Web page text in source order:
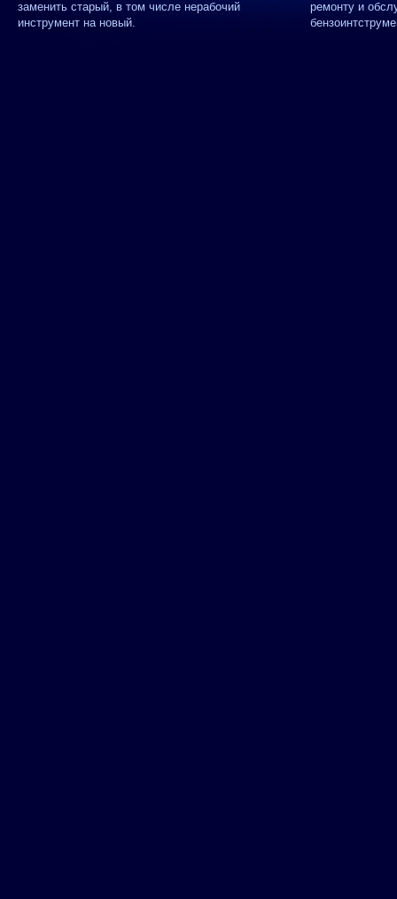
заменить старый, в том числе нерабочий
инструмент на новый.
ремонту и